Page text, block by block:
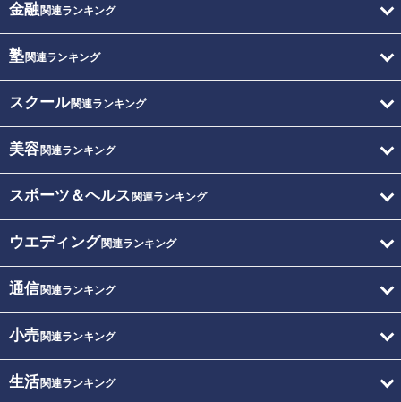
金融関連ランキング
塾関連ランキング
スクール関連ランキング
美容関連ランキング
スポーツ＆ヘルス 関連ランキング
ウエディング関連ランキング
通信関連ランキング
小売関連ランキング
生活関連ランキング